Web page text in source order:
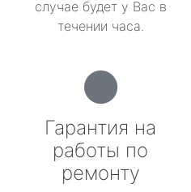
случае будет у Вас в
течении часа.
Гарантия на
работы по
ремонту